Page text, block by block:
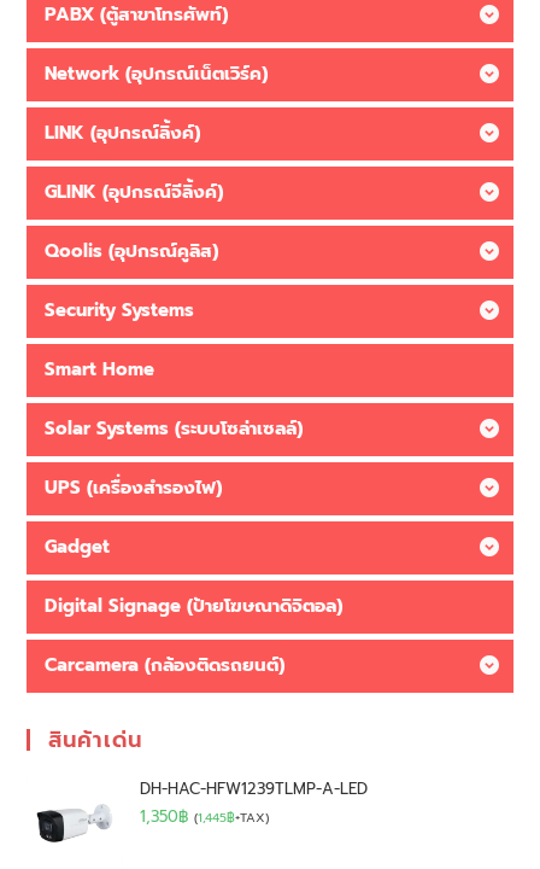
PABX (ตู้สาขาโทรศัพท์)
Network (อุปกรณ์เน็ตเวิร์ค)
LINK (อุปกรณ์ลิ้งค์)
GLINK (อุปกรณ์จีลิ้งค์)
Qoolis (อุปกรณ์คูลิส)
Security Systems
Smart Home
Solar Systems (ระบบโซล่าเซลล์)
UPS (เครื่องสำรองไฟ)
Gadget
Digital Signage (ป้ายโฆษณาดิจิตอล)
Carcamera (กล้องติดรถยนต์)
สินค้าเด่น
DH-HAC-HFW1239TLMP-A-LED
1,350฿ (1,445฿+TAX)